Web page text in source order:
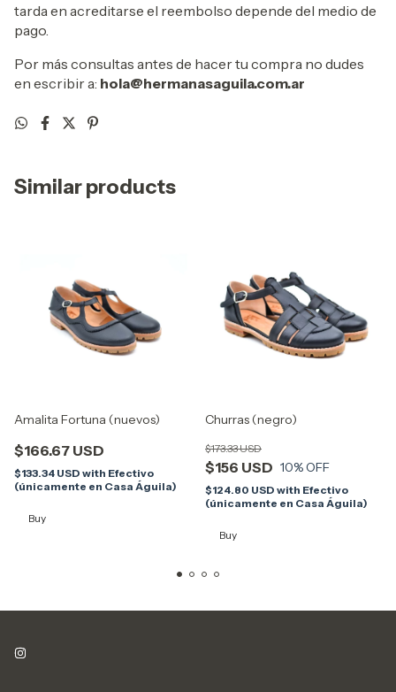
tarda en acreditarse el reembolso depende del medio de
pago.
Por más consultas antes de hacer tu compra no dudes
en escribir a: hola@hermanasaguila.com.ar
Similar products
Amalita Fortuna (nuevos)
$166.67 USD
$133.34 USD with Efectivo
(únicamente en Casa Águila)
Buy
Churras (negro)
$156 USD
$173.33 USD
10% OFF
$124.80 USD with Efectivo
(únicamente en Casa Águila)
Buy